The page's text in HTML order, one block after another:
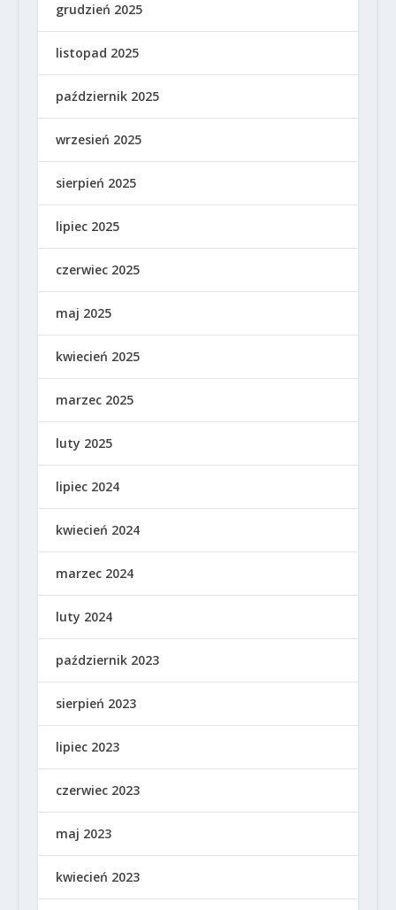
grudzień 2025
listopad 2025
październik 2025
wrzesień 2025
sierpień 2025
lipiec 2025
czerwiec 2025
maj 2025
kwiecień 2025
marzec 2025
luty 2025
lipiec 2024
kwiecień 2024
marzec 2024
luty 2024
październik 2023
sierpień 2023
lipiec 2023
czerwiec 2023
maj 2023
kwiecień 2023